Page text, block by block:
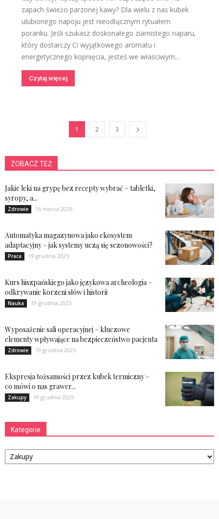
zapach świeżo parzonej kawy? Dla wielu z nas kubek
ulubionego napoju jest nieodłącznym rytuałem
poranku. Jeśli szukasz doskonałego ziarnistego naparu,
który dostarczy Ci wyjątkowego aromatu i
energetycznego kopnięcia, jesteś we właściwym...
Czytaj więcej
1 2 3
ZOBACZ TEŻ
Jakie leki na grypę bez recepty wybrać – tabletki,
syropy, a...
Zdrowie 16 marca 2026
Automatyka magazynowa jako ekosystem
adaptacyjny – jak systemy uczą się sezonowości?
Praca 19 grudnia 2025
Kurs hiszpańskiego jako językowa archeologia –
odkrywanie korzeni słów i historii
Nauka 19 grudnia 2025
Wyposażenie sali operacyjnej – kluczowe
elementy wpływające na bezpieczeństwo pacjenta
Zdrowie 19 grudnia 2025
Ekspresja tożsamości przez kubek termiczny –
co mówi o nas grawer...
Zakupy 19 grudnia 2025
Kategorie
Kategorie